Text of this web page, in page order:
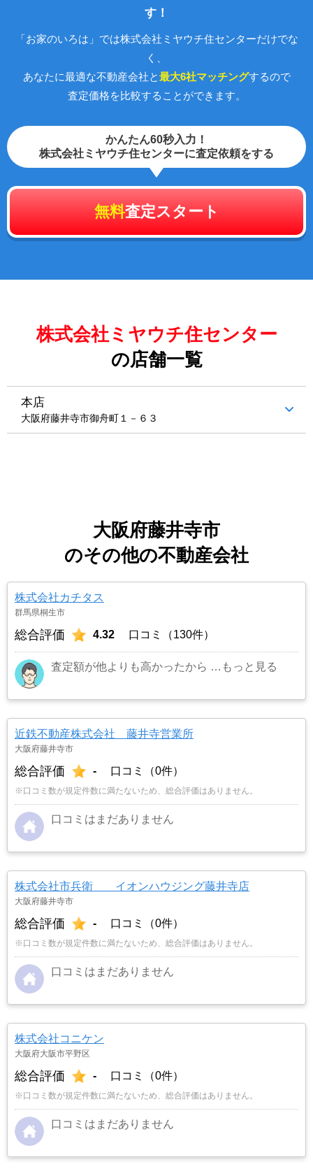
す！
「お家のいろは」では株式会社ミヤウチ住センターだけでな
く、
あなたに最適な不動産会社と最大6社マッチングするので
査定価格を比較することができます。
かんたん60秒入力！
株式会社ミヤウチ住センターに査定依頼をする
無料査定スタート
株式会社ミヤウチ住センター
の店舗一覧
本店
大阪府藤井寺市御舟町１－６３
大阪府藤井寺市
のその他の不動産会社
株式会社カチタス
群馬県桐生市
総合評価 4.32 口コミ（130件）
査定額が他よりも高かったから …もっと見る
近鉄不動産株式会社 藤井寺営業所
大阪府藤井寺市
総合評価 - 口コミ（0件）
※口コミ数が規定件数に満たないため、総合評価はありません。
口コミはまだありません
株式会社市兵衛 イオンハウジング藤井寺店
大阪府藤井寺市
総合評価 - 口コミ（0件）
※口コミ数が規定件数に満たないため、総合評価はありません。
口コミはまだありません
株式会社コニケン
大阪府大阪市平野区
総合評価 - 口コミ（0件）
※口コミ数が規定件数に満たないため、総合評価はありません。
口コミはまだありません